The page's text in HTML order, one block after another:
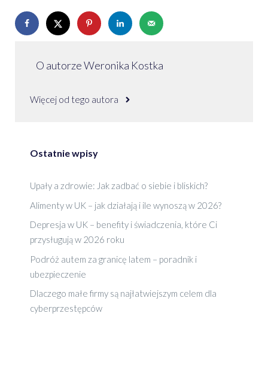
O autorze Weronika Kostka
Więcej od tego autora
Ostatnie wpisy
Upały a zdrowie: Jak zadbać o siebie i bliskich?
Alimenty w UK – jak działają i ile wynoszą w 2026?
Depresja w UK – benefity i świadczenia, które Ci
przysługują w 2026 roku
Podróż autem za granicę latem – poradnik i
ubezpieczenie
Dlaczego małe firmy są najłatwiejszym celem dla
cyberprzestępców